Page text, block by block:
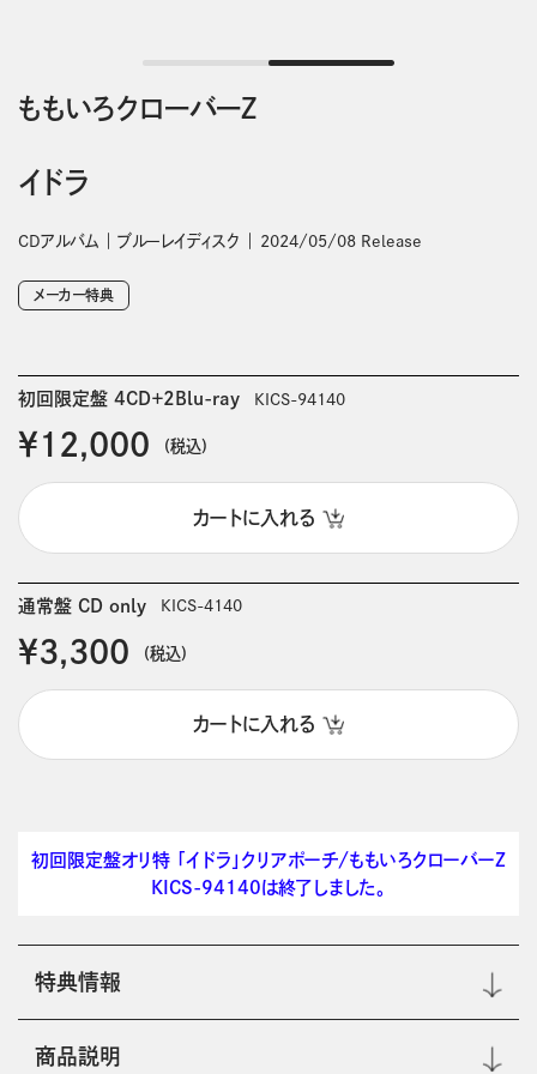
ももいろクローバーＺ
イドラ
CDアルバム ブルーレイディスク 2024/05/08 Release
メーカー特典
初回限定盤 4CD＋2Blu-ray KICS-94140
￥12,000 (税込)
カートに入れる
通常盤 CD only KICS-4140
￥3,300 (税込)
カートに入れる
初回限定盤オリ特 「イドラ」クリアポーチ/ももいろクローバーＺ
KICS-94140は終了しました。
特典情報
商品説明